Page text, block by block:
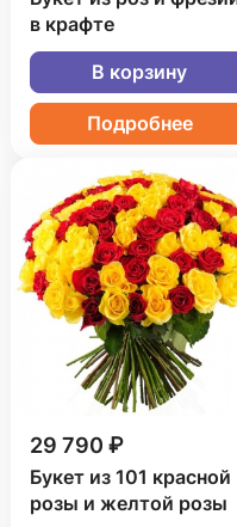
в крафте
В корзину
Подробнее
29 790 ₽
Букет из 101 красной
розы и желтой розы